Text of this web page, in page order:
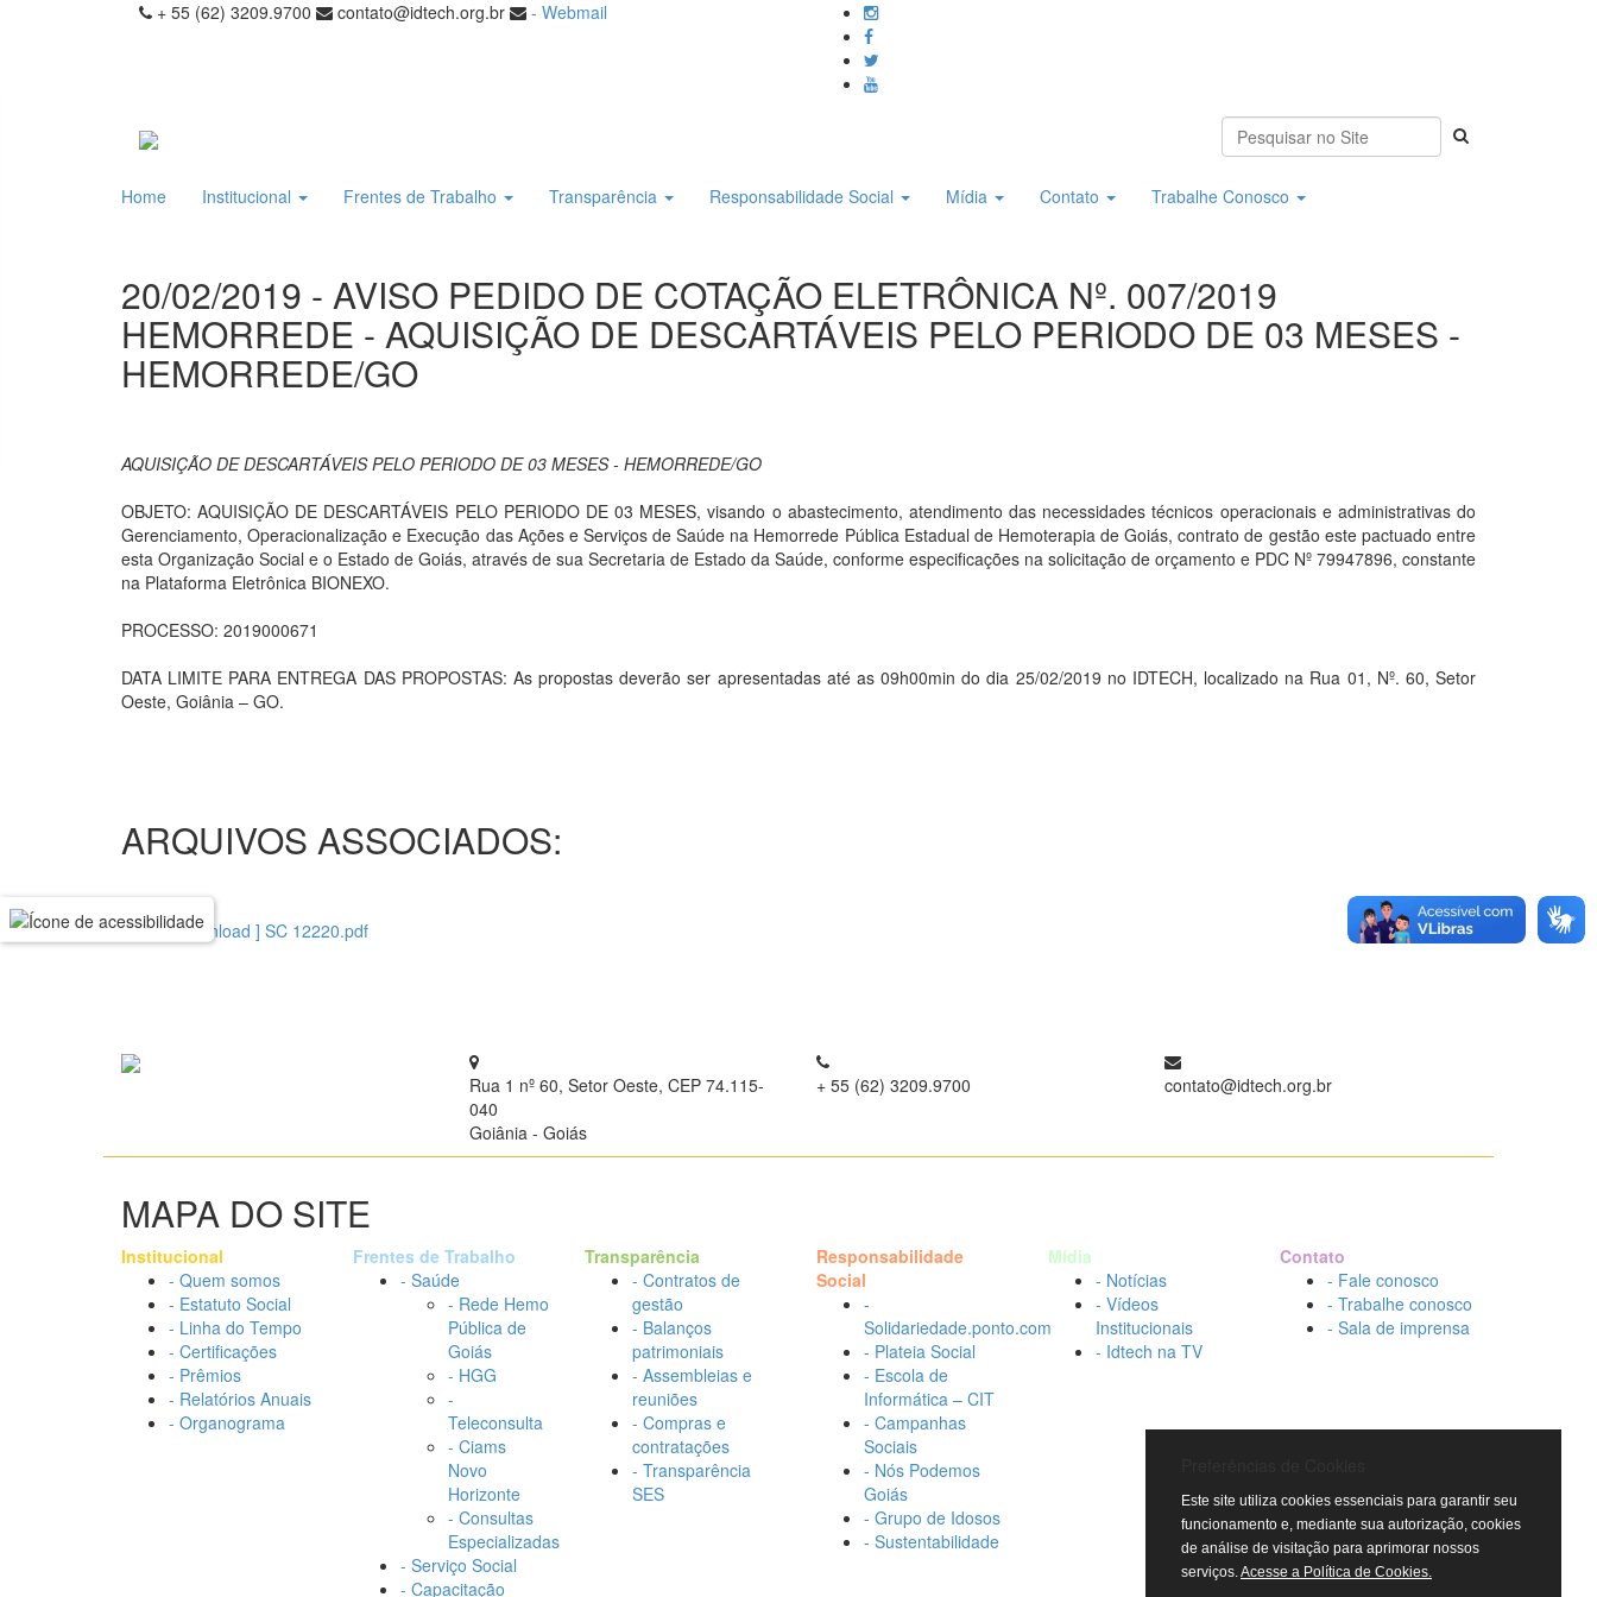
+ 55 (62) 3209.9700 contato@idtech.org.br - Webmail
Home Institucional Frentes de Trabalho Transparência Responsabilidade Social Mídia Contato Trabalhe Conosco
20/02/2019 - AVISO PEDIDO DE COTAÇÃO ELETRÔNICA Nº. 007/2019
HEMORREDE - AQUISIÇÃO DE DESCARTÁVEIS PELO PERIODO DE 03 MESES -
HEMORREDE/GO
AQUISIÇÃO DE DESCARTÁVEIS PELO PERIODO DE 03 MESES - HEMORREDE/GO
OBJETO: AQUISIÇÃO DE DESCARTÁVEIS PELO PERIODO DE 03 MESES, visando o abastecimento, atendimento das necessidades técnicos operacionais e administrativas do
Gerenciamento, Operacionalização e Execução das Ações e Serviços de Saúde na Hemorrede Pública Estadual de Hemoterapia de Goiás, contrato de gestão este pactuado entre
esta Organização Social e o Estado de Goiás, através de sua Secretaria de Estado da Saúde, conforme especificações na solicitação de orçamento e PDC Nº 79947896, constante
na Plataforma Eletrônica BIONEXO.
PROCESSO: 2019000671
DATA LIMITE PARA ENTREGA DAS PROPOSTAS: As propostas deverão ser apresentadas até as 09h00min do dia 25/02/2019 no IDTECH, localizado na Rua 01, Nº. 60, Setor
Oeste, Goiânia – GO.
ARQUIVOS ASSOCIADOS:
[ download ] SC 12220.pdf
Rua 1 nº 60, Setor Oeste, CEP 74.115-
040
Goiânia - Goiás
+ 55 (62) 3209.9700 contato@idtech.org.br
MAPA DO SITE
Institucional
- Quem somos
- Estatuto Social
- Linha do Tempo
- Certificações
- Prêmios
- Relatórios Anuais
- Organograma
Frentes de Trabalho
- Saúde
- Rede Hemo
Pública de
Goiás
- HGG
-
Teleconsulta
- Ciams
Novo
Horizonte
- Consultas
Especializadas
- Serviço Social
- Capacitação
Transparência
- Contratos de
gestão
- Balanços
patrimoniais
- Assembleias e
reuniões
- Compras e
contratações
- Transparência
SES
Responsabilidade
Social
-
Solidariedade.ponto.com
- Plateia Social
- Escola de
Informática – CIT
- Campanhas
Sociais
- Nós Podemos
Goiás
- Grupo de Idosos
- Sustentabilidade
Mídia
- Notícias
- Vídeos
Institucionais
- Idtech na TV
Contato
- Fale conosco
- Trabalhe conosco
- Sala de imprensa
Este site utiliza cookies essenciais para garantir seu
funcionamento e, mediante sua autorização, cookies
de análise de visitação para aprimorar nossos
serviços.Acesse a Política de Cookies.